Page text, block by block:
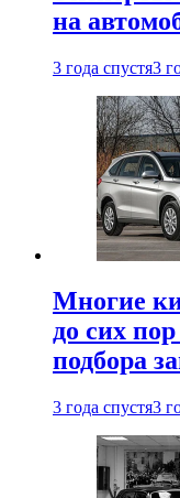
на
3 года спустя3
Многие
до сих
подбора
3 года спустя3